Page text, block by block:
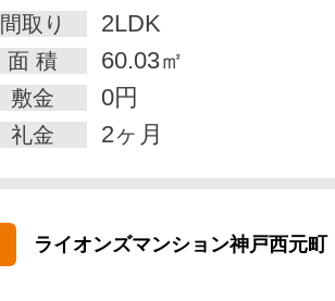
間取り
2LDK
面 積 60.03㎡
敷金 0円
礼金 2ヶ月
ライオンズマンション神戸西元町